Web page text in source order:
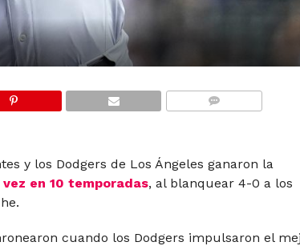
y los Dodgers de Los Ángeles ganaron la
en 10 temporadas, al blanquear 4-0 a los
cuando los Dodgers impulsaron el